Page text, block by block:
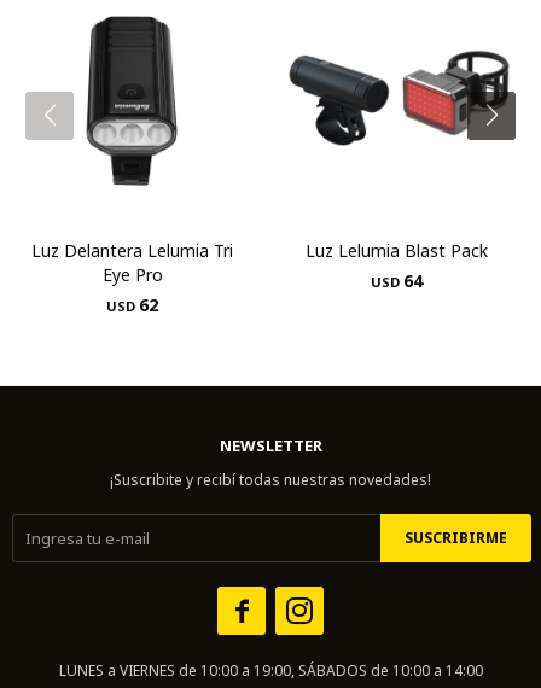
Luz Delantera Lelumia Tri
Eye Pro
USD 62
Luz Lelumia Blast Pack
USD 64
NEWSLETTER
¡Suscribite y recibí todas nuestras novedades!
SUSCRIBIRME
 
LUNES a VIERNES de 10:00 a 19:00, SÁBADOS de 10:00 a 14:00